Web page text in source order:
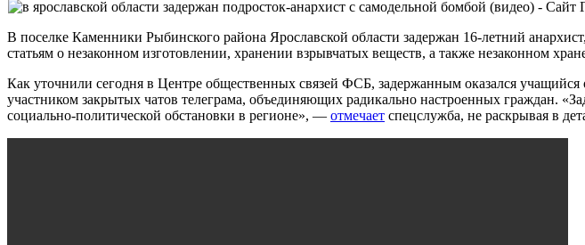
В поселке Каменники Рыбинского района Ярославской области задержан 16-летний
статьям о незаконном изготовлении, хранении взрывчатых веществ, а также незаконном
Как уточнили сегодня в Центре общественных связей ФСБ, задержанным оказался
участником закрытых чатов телеграма, объединяющих радикально настроенных граждан.
социально-политической обстановки в регионе», — отмечает спецслужба, не раскрывая в